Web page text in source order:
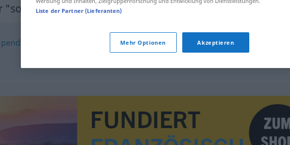
"sosie"
pendant
Liste der Partner (Lieferanten)
Mehr Optionen Akzeptieren